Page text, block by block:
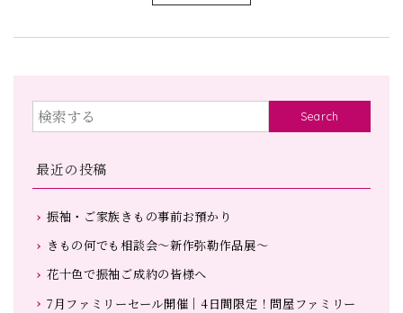
Search
最近の投稿
振袖・ご家族きもの事前お預かり
きもの何でも相談会～新作弥勒作品展～
花十色で振袖ご成約の皆様へ
7月ファミリーセール開催｜4日間限定！問屋ファミリー